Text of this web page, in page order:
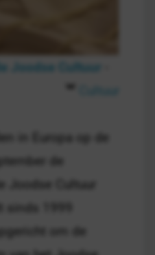
Joodse Cultuur
in Europa op de
de
Joodse Cultuur
sinds 1999
om de